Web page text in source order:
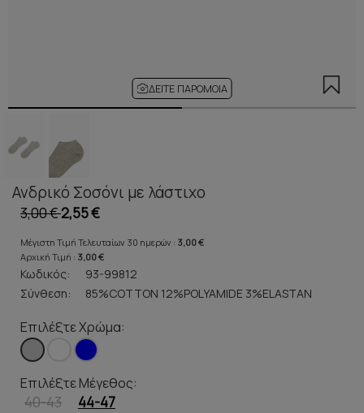
ΔΕΊΤΕ ΠΑΡΌΜΟΙΑ
Ανδρικό Σοσόνι με λάστιχο
3,00 €2,55 €
Μέγιστη Τιμή Τελευταίων 30 ημερών : 3,00 €
Αρχική Τιμή : 3,00 €
Κωδικός:
93-99812
Σύνθεση:
85%COTTON 12%POLYAMIDE 3%ELASTAN
Επιλέξτε Χρώμα:
Επιλέξτε Μέγεθος:
40-43 44-47